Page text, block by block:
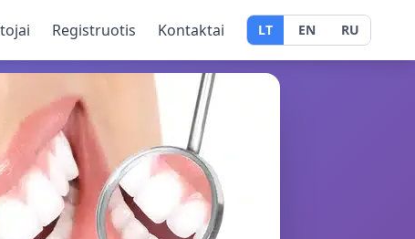
Registruotis Kontaktai LT EN RU